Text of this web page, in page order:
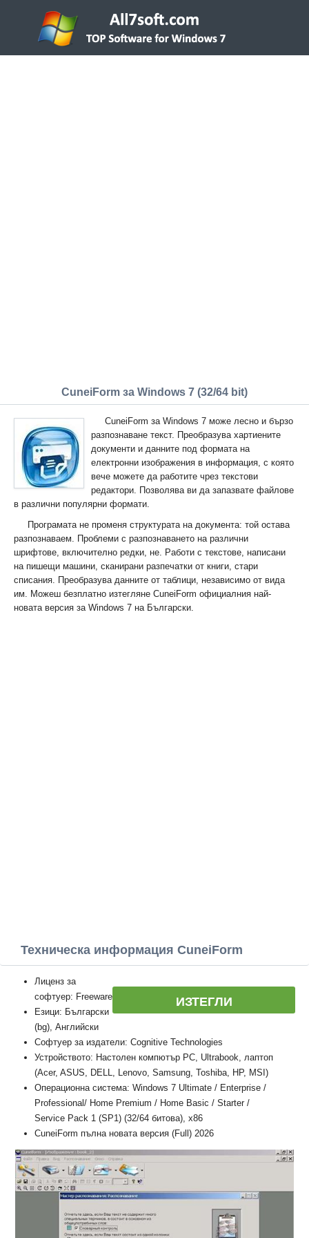
CuneiForm за Windows 7 (32/64 bit)
CuneiForm за Windows 7 може лесно и бързо
разпознаване текст. Преобразува хартиените
документи и данните под формата на
електронни изображения в информация, с която
вече можете да работите чрез текстови
редактори. Позволява ви да запазвате файлове
в различни популярни формати.
Програмата не променя структурата на документа: той остава
разпознаваем. Проблеми с разпознаването на различни
шрифтове, включително редки, не. Работи с текстове, написани
на пишещи машини, сканирани разпечатки от книги, стари
списания. Преобразува данните от таблици, независимо от вида
им. Можеш безплатно изтегляне CuneiForm официалния най-
новата версия за Windows 7 на Български.
Техническа информация CuneiForm
ИЗТЕГЛИ
Лиценз за
софтуер: Freeware
Езици: Български
(bg), Английски
Софтуер за издатели: Cognitive Technologies
Устройството: Настолен компютър PC, Ultrabook, лаптоп
(Acer, ASUS, DELL, Lenovo, Samsung, Toshiba, HP, MSI)
Операционна система: Windows 7 Ultimate / Enterprise /
Professional/ Home Premium / Home Basic / Starter /
Service Pack 1 (SP1) (32/64 битова), x86
CuneiForm пълна новата версия (Full) 2026